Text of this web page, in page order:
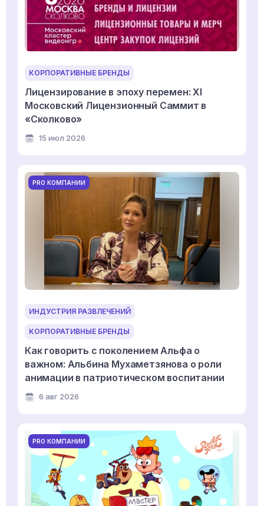
КОРПОРАТИВНЫЕ БРЕНДЫ
Лицензирование в эпоху перемен: XI
Московский Лицензионный Саммит в
«Сколково»
15 июл 2026
PRO КОМПАНИИ
ИНДУСТРИЯ РАЗВЛЕЧЕНИЙ
КОРПОРАТИВНЫЕ БРЕНДЫ
Как говорить с поколением Альфа о
важном: Альбина Мухаметзянова о роли
анимации в патриотическом воспитании
6 авг 2026
PRO КОМПАНИИ